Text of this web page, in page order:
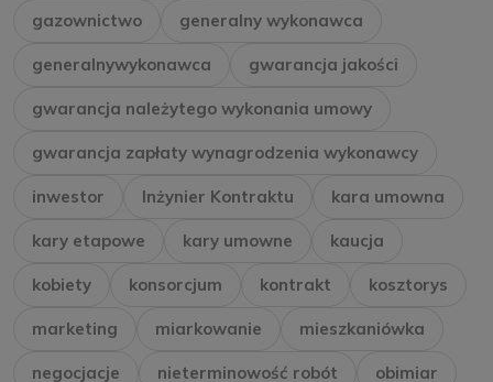
gazownictwo generalny wykonawca
generalnywykonawca gwarancja jakości
gwarancja należytego wykonania umowy
gwarancja zapłaty wynagrodzenia wykonawcy
inwestor Inżynier Kontraktu kara umowna
kary etapowe kary umowne kaucja
kobiety konsorcjum kontrakt kosztorys
marketing miarkowanie mieszkaniówka
negocjacje nieterminowość robót obimiar